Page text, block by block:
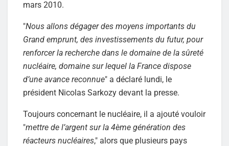
mars 2010.
"Nous allons dégager des moyens importants du
Grand emprunt, des investissements du futur, pour
renforcer la recherche dans le domaine de la sûreté
nucléaire, domaine sur lequel la France dispose
d’une avance reconnue" a déclaré lundi, le
président Nicolas Sarkozy devant la presse.
Toujours concernant le nucléaire, il a ajouté vouloir
"mettre de l’argent sur la 4ème génération des
réacteurs nucléaires," alors que plusieurs pays